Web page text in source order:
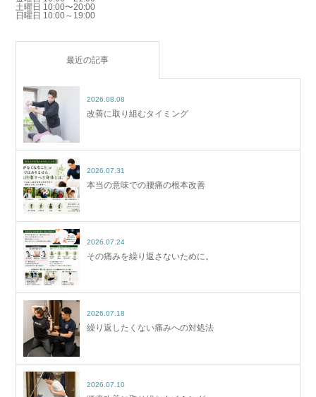
土曜日 10:00〜20:00
日曜日 10:00～19:00
最近の記事
2026.08.08
改善に取り組むタイミング
2026.07.31
本当の意味での腰痛の根本改善
2026.07.24
その痛みを繰り返さないために。
2026.07.18
繰り返したくない痛みへの対処法
2026.07.10